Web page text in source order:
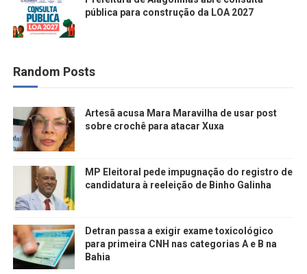
pública para construção da LOA 2027
Random Posts
Artesã acusa Mara Maravilha de usar post
sobre crochê para atacar Xuxa
MP Eleitoral pede impugnação do registro de
candidatura à reeleição de Binho Galinha
Detran passa a exigir exame toxicológico
para primeira CNH nas categorias A e B na
Bahia